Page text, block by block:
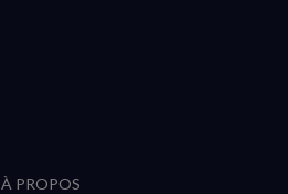
À PROPOS